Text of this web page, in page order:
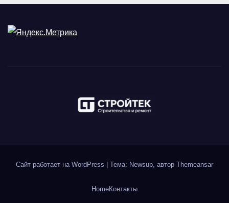
Сайт работает на WordPress Тема: Newsup, автор Themeansar
HomeКонтакты